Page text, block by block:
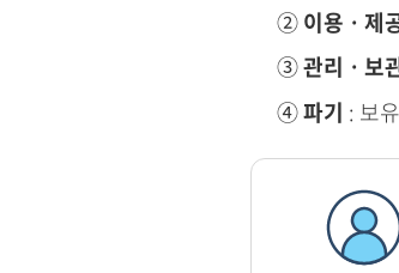
② 이용ㆍ제
③관리ㆍ보
④파기 : 보